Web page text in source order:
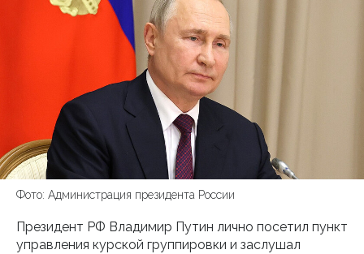
Фото: Администрация президента России
Президент РФ Владимир Путин лично посетил пункт
управления курской группировки и заслушал